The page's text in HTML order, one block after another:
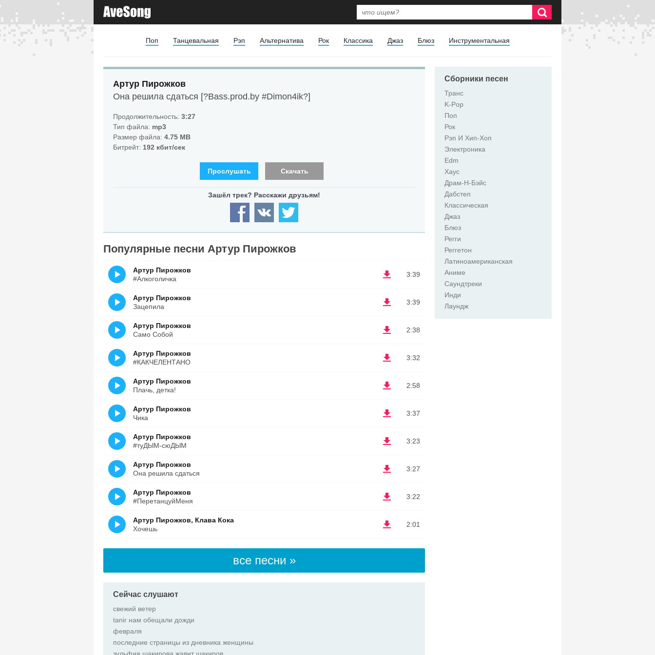
Поп Танцевальная Рэп Альтернатива Рок Классика Джаз Блюз Инструментальная
Артур Пирожков
Она решила сдаться [?Bass.prod.by #Dimon4ik?]
Продолжительность: 3:27
Тип файла: mp3
Размер файла: 4.75 MB
Битрейт: 192 кбит/сек
Прослушать Скачать
Популярные песни Артур Пирожков
3:39
Артур Пирожков
#Алкоголичка
3:39
Артур Пирожков
Зацепила
2:38
Артур Пирожков
Само Собой
3:32
Артур Пирожков
#КАКЧЕЛЕНТАНО
2:58
Артур Пирожков
Плачь, детка!
3:37
Артур Пирожков
Чика
3:23
Артур Пирожков
#туДЫМ-сюДЫМ
3:27
Артур Пирожков
Она решила сдаться
3:22
Артур Пирожков
#ПеретанцуйМеня
2:01
Артур Пирожков, Клава Кока
Хочешь
все песни »
Сейчас слушают
свежий ветер
tanir нам обещали дожди
февраля
последние страницы из дневника женщины
Сборники песен
Транс
K-Pop
Поп
Рок
Рэп И Хип-Хоп
Электроника
Edm
Хаус
Драм-Н-Бэйс
Дабстеп
Классическая
Джаз
Блюз
Регги
Реггетон
Латиноамериканская
Аниме
Саундтреки
Инди
Лаундж